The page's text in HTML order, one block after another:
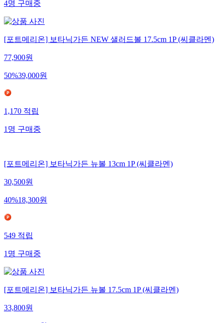
4명구매중
[포트메리온] 보타닉가든 NEW 샐러드볼 17.5cm 1P (씨클라멘)
77,900원
50%39,000원
1,170적립
1명구매중
[포트메리온] 보타닉가든 뉴볼 13cm 1P (씨클라멘)
30,500원
40%18,300원
549적립
1명구매중
[포트메리온] 보타닉가든 뉴볼 17.5cm 1P (씨클라멘)
33,800원